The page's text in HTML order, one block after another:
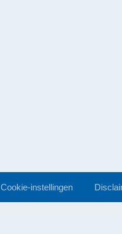
Cookie-instellingen